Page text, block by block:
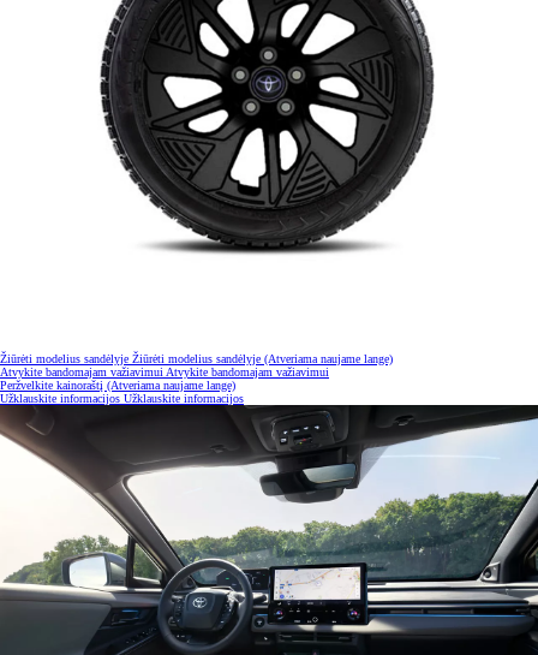
Žiūrėti modelius sandėlyje Žiūrėti modelius sandėlyje (Atveriama naujame lange)
Atvykite bandomajam važiavimui Atvykite bandomajam važiavimui
Peržvelkite kainoraštį (Atveriama naujame lange)
Užklauskite informacijos Užklauskite informacijos